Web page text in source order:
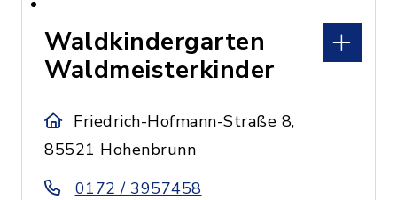
Waldkindergarten
Waldmeisterkinder
Friedrich-Hofmann-Straße 8,
85521 Hohenbrunn
0172 / 3957458